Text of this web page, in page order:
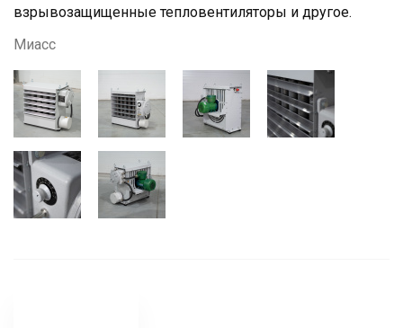
взрывозащищенные тепловентиляторы и другое.
Миасс